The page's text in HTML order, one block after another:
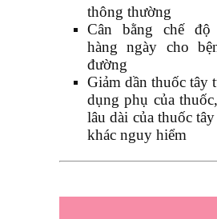
thông thường
Cân bằng chế
hàng ngày cho
đường
Giảm dần thuốc tây
dụng phụ của
lâu dài của thuốc
khác nguy hiểm